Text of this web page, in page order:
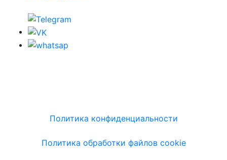
Политика конфиденциальности
Политика обработки файлов cookie